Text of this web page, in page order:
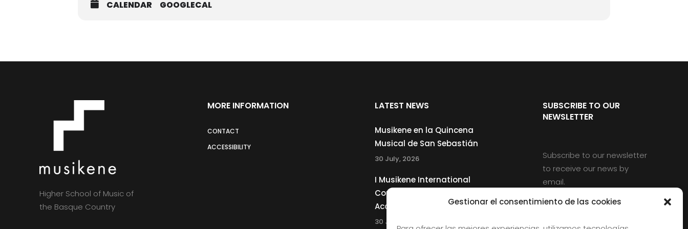
Gestionar el consentimiento de las cookies
CALENDAR GOOGLECAL
Higher School of Music of
the Basque Country
MORE INFORMATION
CONTACT
ACCESSIBILITY
LATEST NEWS
Musikene en la Quincena
Musical de San Sebastián
30 July, 2026
I Musikene International
Competition for Young
Accordionists
30 July, 2026
SUBSCRIBE TO OUR
NEWSLETTER
Subscribe to our newsletter
to receive our news by
email.